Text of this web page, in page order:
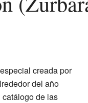
creada por
del año
de las